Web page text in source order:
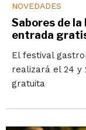
NOVEDADES
Sabores de
entrada
El festival
realizará el 24 y
gratuita